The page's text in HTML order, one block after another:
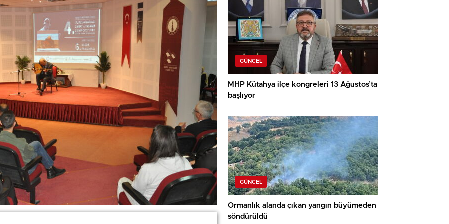
GÜNCEL
MHP Kütahya ilçe kongreleri 13 Ağustos’ta
başlıyor
GÜNCEL
Ormanlık alanda çıkan yangın büyümeden
söndürüldü